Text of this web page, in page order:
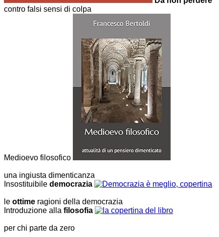
contro falsi sensi di colpa
Medioevo filosofico
una ingiusta dimenticanza
Insostituibile democrazia
le ottime ragioni della democrazia
Introduzione alla filosofia
per chi parte da zero